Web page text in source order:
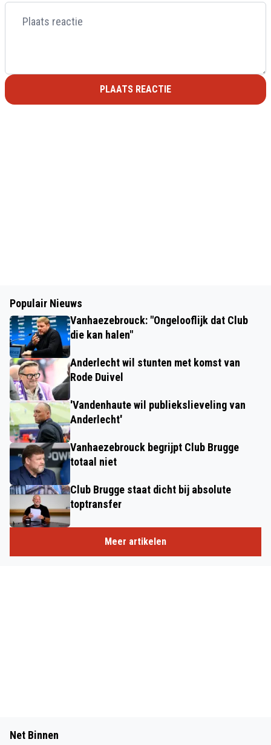
PLAATS REACTIE
Populair Nieuws
Vanhaezebrouck: "Ongelooflijk dat Club
die kan halen"
Anderlecht wil stunten met komst van
Rode Duivel
'Vandenhaute wil publiekslieveling van
Anderlecht'
Vanhaezebrouck begrijpt Club Brugge
totaal niet
Club Brugge staat dicht bij absolute
toptransfer
Meer artikelen
Net Binnen